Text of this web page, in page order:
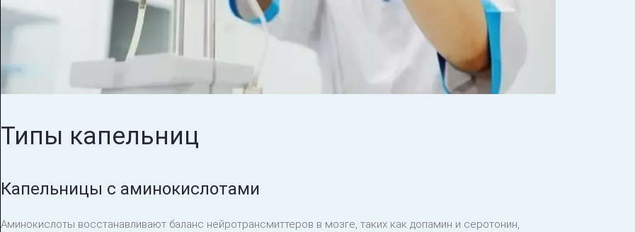
Типы капельниц
Капельницы с аминокислотами
Аминокислоты восстанавливают баланс нейротрансмиттеров в мозге, таких как допамин и серотонин,